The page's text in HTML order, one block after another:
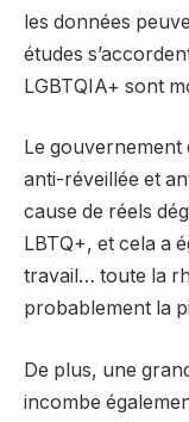
les données
études
LGBTQIA+ sont
Le gouvernement
anti-réveillée et
cause de réels
LBTQ+, et cela a
travail… toute la
probablement la
De plus, une
incombe